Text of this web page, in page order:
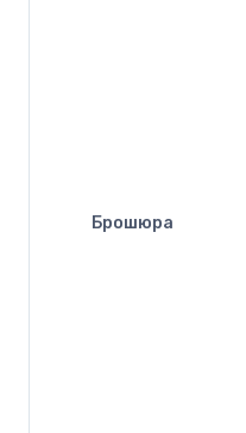
Брошюра